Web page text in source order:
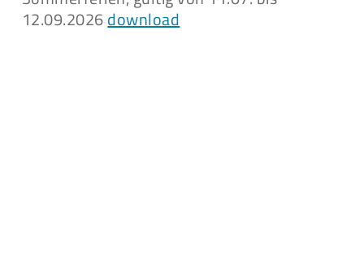
12.09.2026download